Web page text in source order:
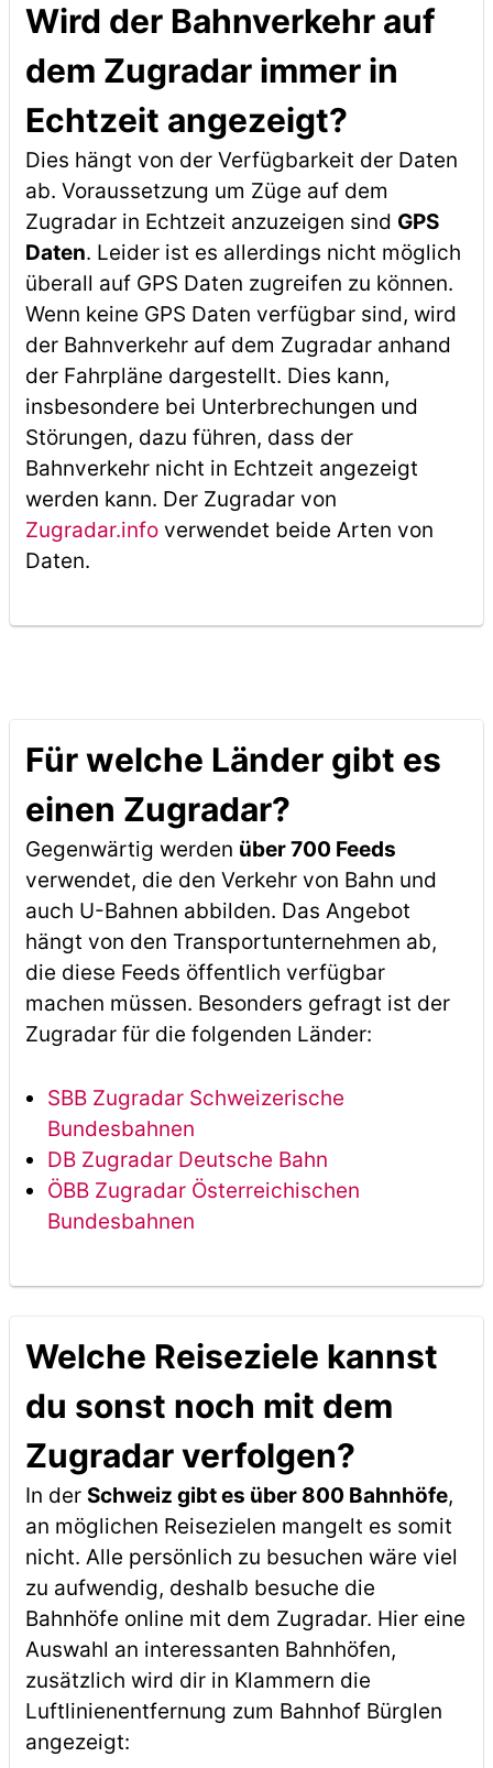
Wird der Bahnverkehr auf
dem Zugradar immer in
Echtzeit angezeigt?
Dies hängt von der Verfügbarkeit der Daten
ab. Voraussetzung um Züge auf dem
Zugradar in Echtzeit anzuzeigen sind GPS
Daten. Leider ist es allerdings nicht möglich
überall auf GPS Daten zugreifen zu können.
Wenn keine GPS Daten verfügbar sind, wird
der Bahnverkehr auf dem Zugradar anhand
der Fahrpläne dargestellt. Dies kann,
insbesondere bei Unterbrechungen und
Störungen, dazu führen, dass der
Bahnverkehr nicht in Echtzeit angezeigt
werden kann. Der Zugradar von
Zugradar.infoverwendet beide Arten von
Daten.
Für welche Länder gibt es
einen Zugradar?
Gegenwärtig werden über 700 Feeds
verwendet, die den Verkehr von Bahn und
auch U-Bahnen abbilden. Das Angebot
hängt von den Transportunternehmen ab,
die diese Feeds öffentlich verfügbar
machen müssen. Besonders gefragt ist der
Zugradar für die folgenden Länder:
SBB Zugradar Schweizerische
Bundesbahnen
DB Zugradar Deutsche Bahn
ÖBB Zugradar Österreichischen
Bundesbahnen
Welche Reiseziele kannst
du sonst noch mit dem
Zugradar verfolgen?
In der Schweiz gibt es über 800 Bahnhöfe,
an möglichen Reisezielen mangelt es somit
nicht. Alle persönlich zu besuchen wäre viel
zu aufwendig, deshalb besuche die
Bahnhöfe online mit dem Zugradar. Hier eine
Auswahl an interessanten Bahnhöfen,
zusätzlich wird dir in Klammern die
Luftlinienentfernung zum Bahnhof Bürglen
angezeigt: